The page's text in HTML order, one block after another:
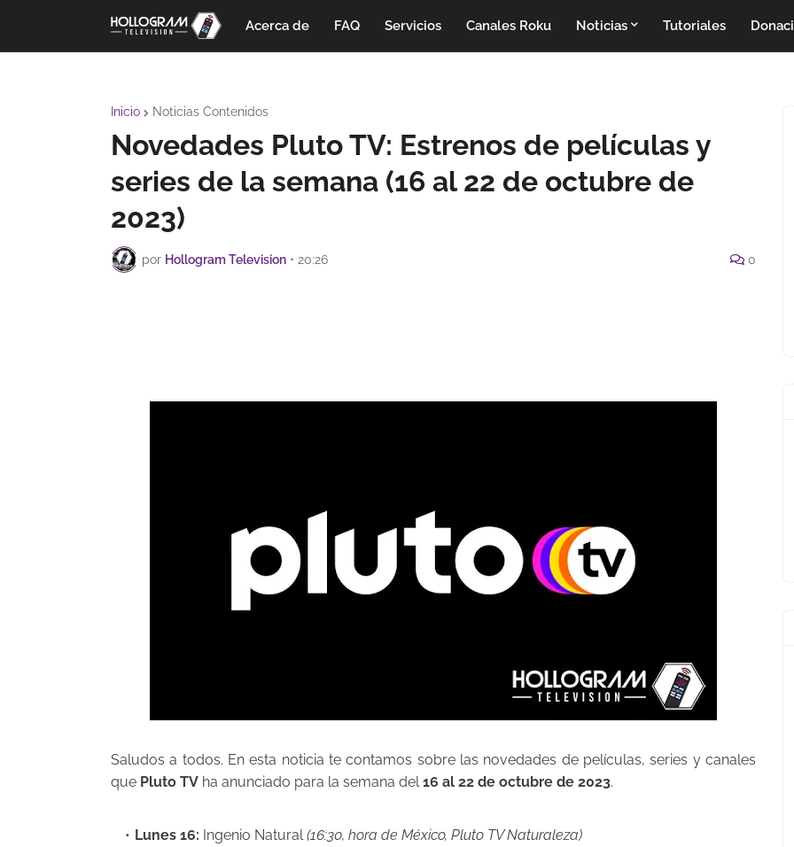
Acerca de FAQ Servicios Canales Roku Noticias Tutoriales
Inicio Noticias Contenidos
Novedades Pluto TV: Estrenos de películas y
series de la semana (16 al 22 de octubre de
2023)
por Hollogram Television • 20:26 0
Saludos a todos. En esta noticia te contamos sobre las novedades de películas, series y canales
que Pluto TV ha anunciado para la semana del16 al 22 de octubre de 2023.
Lunes 16: Ingenio Natural(16:30, hora de México, Pluto TV Naturaleza)